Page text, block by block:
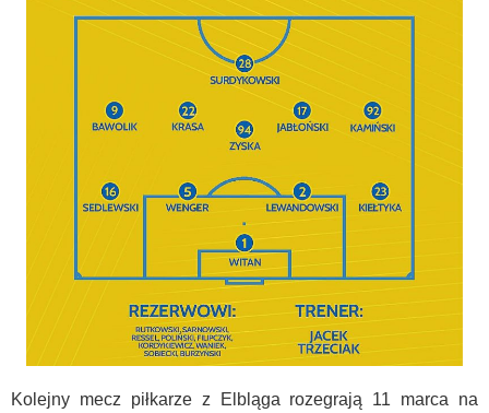
Kolejny mecz piłkarze z Elbląga rozegrają 11 marca na